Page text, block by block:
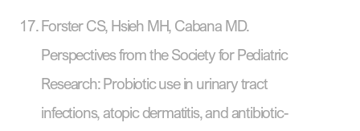
Forster CS, Hsieh MH, Cabana MD.
Perspectives from the Society for Pediatric
Research: Probiotic use in urinary tract
infections, atopic dermatitis, and antibiotic-